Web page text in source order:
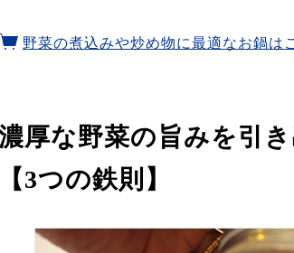
野菜の煮込みや炒め物に最適なお鍋は
厚な野菜の旨みを引
【3つの鉄則】